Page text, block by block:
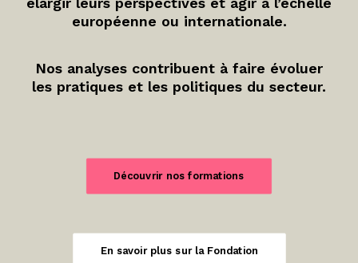
européenne ou internationale.
Nos analyses contribuent à faire évoluer
les pratiques et les politiques du secteur.
Découvrir nos formations
En savoir plus sur la Fondation